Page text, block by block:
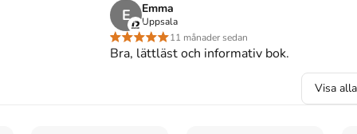
för psykologi och andra beteendevetenskaper
för psykologi och andra beteendevetenskaper
E Emma
Uppsala
11 månader sedan
Bra, lättläst och informativ bok.
Visa